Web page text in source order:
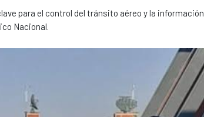
para el control del tránsito aéreo y la información
Nacional.